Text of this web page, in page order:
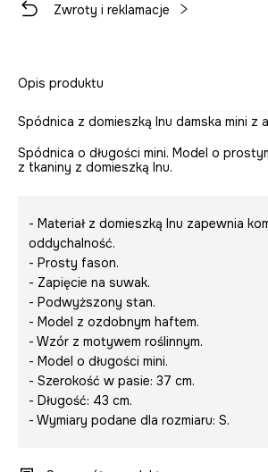
Zwroty i reklamacje
Opis produktu
Spódnica z domieszką lnu damska mini z
Spódnica o długości mini. Model o
z tkaniny z domieszką lnu.
- Materiał z domieszką lnu zapewnia
oddychalność.
- Prosty fason.
- Zapięcie na suwak.
- Podwyższony stan.
- Model z ozdobnym haftem.
- Wzór z motywem roślinnym.
- Model o długości mini.
- Szerokość w pasie: 37 cm.
- Długość: 43 cm.
- Wymiary podane dla rozmiaru: S.